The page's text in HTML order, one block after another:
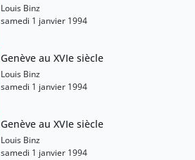
Louis Binz
samedi 1 janvier 1994
Genève au XVIe siècle
Louis Binz
samedi 1 janvier 1994
Genève au XVIe siècle
Louis Binz
samedi 1 janvier 1994